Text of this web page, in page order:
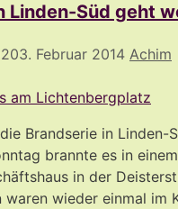
Linden-Süd geht
3. Februar 2014 Achim
Brandserie in Linden-
brannte es in einem
in der
waren wieder einmal im